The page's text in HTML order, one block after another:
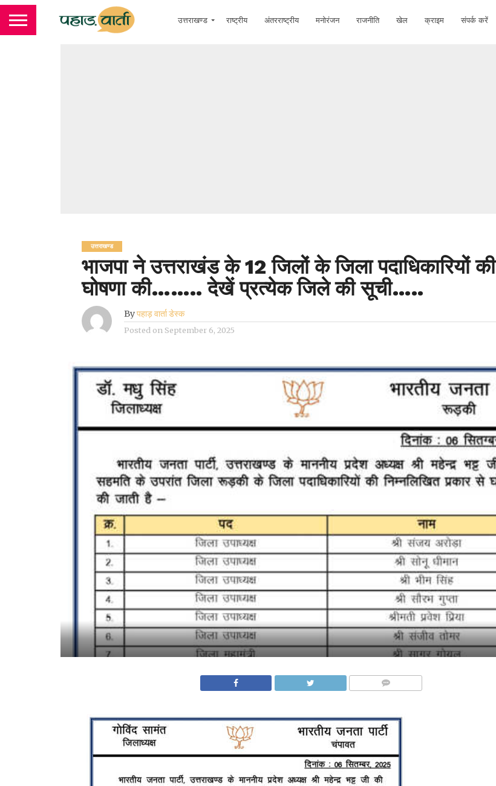
उत्तराखण्ड राष्ट्रीय अंतरराष्ट्रीय मनोरंजन राजनीति खेल क्राइम संपर्क करें
उत्तराखण्ड
भाजपा ने उत्तराखंड के 12 जिलों के जिला पदाधिकारियों की
घोषणा की…….. देखें प्रत्येक जिले की सूची…..
Byपहाड़ वार्ता डेस्क
Posted on September 6, 2025